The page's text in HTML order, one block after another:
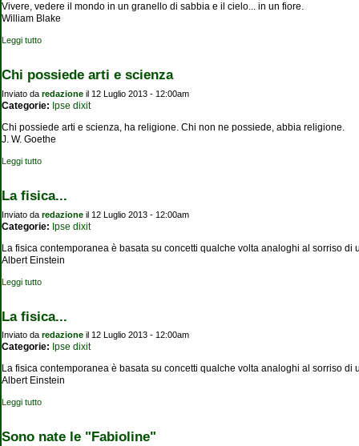
Vivere, vedere il mondo in un granello di sabbia e il cielo... in un fiore.
William Blake
Leggi tutto
Chi possiede arti e scienza
Inviato da redazione il 12 Luglio 2013 - 12:00am
Categorie: Ipse dixit
Chi possiede arti e scienza, ha religione. Chi non ne possiede, abbia religione.
J. W. Goethe
Leggi tutto
La fisica...
Inviato da redazione il 12 Luglio 2013 - 12:00am
Categorie: Ipse dixit
La fisica contemporanea è basata su concetti qualche volta analoghi al sorriso di
Albert Einstein
Leggi tutto
La fisica...
Inviato da redazione il 12 Luglio 2013 - 12:00am
Categorie: Ipse dixit
La fisica contemporanea è basata su concetti qualche volta analoghi al sorriso di
Albert Einstein
Leggi tutto
Sono nate le "Fabioline"